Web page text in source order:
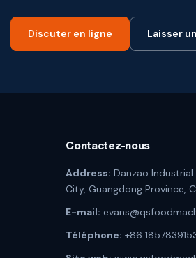
Discuter en ligne Laisser
Contactez-nous
Address: Danzao Industrial
City, Guangdong Province,
E-mail:
Téléphone: +86